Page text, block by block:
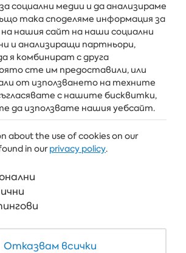
новини и оферти направо във
вашата пощенска кутия
АБОНИРАЙ СЕ
АЛБЕНА
ХОТЕЛИ
ЗДРАВЕ & СПА
И БАРОВЕ
COWORKING
социални медии и да анализираме
така споделяме информация за
нашия сайт на наши социални
и анализиращи партньори,
я комбинират с друга
сте им предоставили, или
от използването на техните
с нашите бисквитки,
да използвате нашия уебсайт.
about the use of cookies on our
in ourprivacy policy.
Отказвам всички